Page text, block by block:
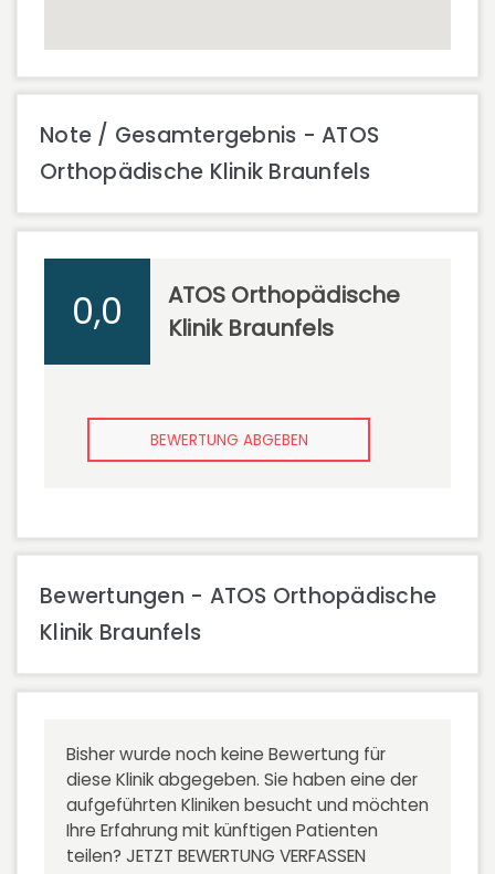
Note / Gesamtergebnis - ATOS
Orthopädische Klinik Braunfels
0,0
ATOS Orthopädische
Klinik Braunfels
BEWERTUNG ABGEBEN
Bewertungen - ATOS Orthopädische
Klinik Braunfels
Bisher wurde noch keine Bewertung für
diese Klinik abgegeben. Sie haben eine der
aufgeführten Kliniken besucht und möchten
Ihre Erfahrung mit künftigen Patienten
teilen? JETZT BEWERTUNG VERFASSEN